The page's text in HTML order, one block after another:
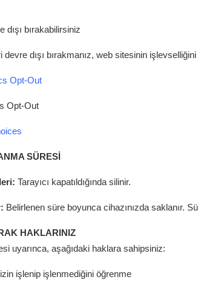
dışı bırakabilirsiniz
dışı bırakmanız, web sitesinin
Opt-Out
Opt-Out
SÜRESİ
Tarayıcı kapatıldığında silinir.
Belirlenen süre boyunca cihazınızda saklanır.
HAKLARINIZ
uyarınca, aşağıdaki haklara sahipsiniz:
işlenip işlenmediğini öğrenme